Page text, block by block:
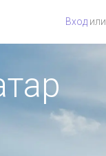
Вход или